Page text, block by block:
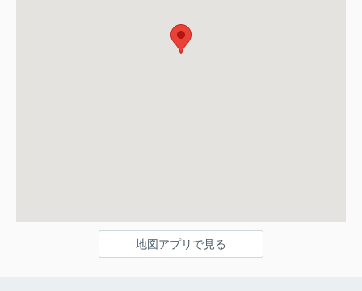
地図アプリで見る